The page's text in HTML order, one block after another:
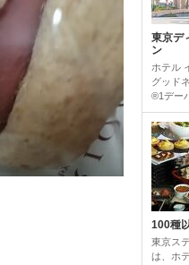
東京デ
ン
ホテル
グッド
®1デー
100種
東京ス
は、ホ